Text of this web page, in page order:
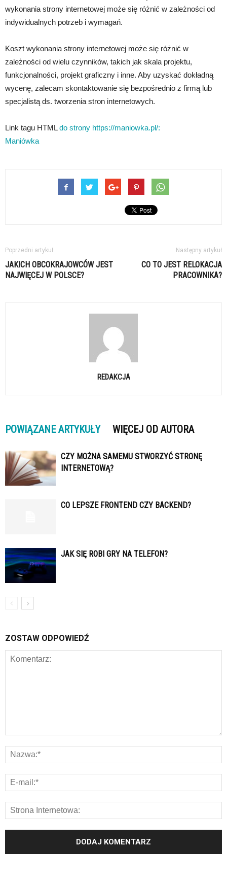
wykonania strony internetowej może się różnić w zależności od
indywidualnych potrzeb i wymagań.
Koszt wykonania strony internetowej może się różnić w
zależności od wielu czynników, takich jak skala projektu,
funkcjonalności, projekt graficzny i inne. Aby uzyskać dokładną
wycenę, zalecam skontaktowanie się bezpośrednio z firmą lub
specjalistą ds. tworzenia stron internetowych.
Link tagu HTMLdo strony https://maniowka.pl/:
Maniówka
Poprzedni artykuł
JAKICH OBCOKRAJOWCÓW JEST
NAJWIĘCEJ W POLSCE?
Następny artykuł
CO TO JEST RELOKACJA
PRACOWNIKA?
REDAKCJA
POWIĄZANE ARTYKUŁY WIĘCEJ OD AUTORA
CZY MOŻNA SAMEMU STWORZYĆ STRONĘ
INTERNETOWĄ?
CO LEPSZE FRONTEND CZY BACKEND?
JAK SIĘ ROBI GRY NA TELEFON?
ZOSTAW ODPOWIEDŹ